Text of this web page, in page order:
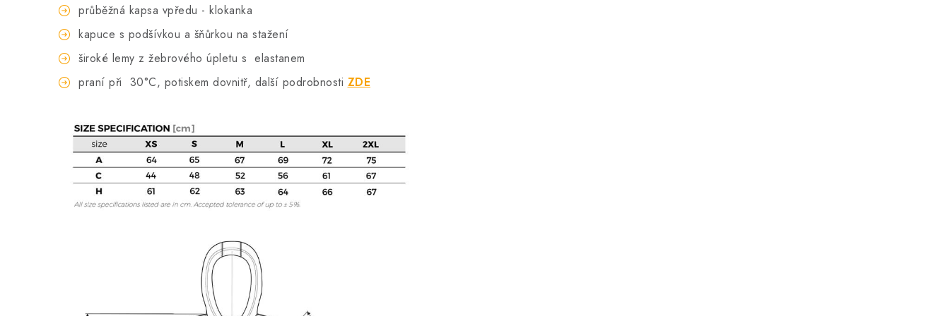
průběžná kapsa vpředu - klokanka
kapuce s podšívkou a šňůrkou na stažení
široké lemy z žebrového úpletu s elastanem
praní při 30°C, potiskem dovnitř, další podrobnosti ZDE